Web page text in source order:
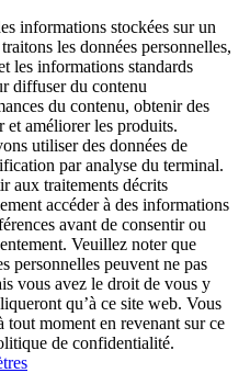
informations stockées sur un
les données personnelles,
les informations standards
diffuser du contenu
du contenu, obtenir des
et améliorer les produits.
utiliser des données de
par analyse du terminal.
aux traitements décrits
accéder à des informations
avant de consentir ou
Veuillez noter que
personnelles peuvent ne pas
vous avez le droit de vous y
qu’à ce site web. Vous
moment en revenant sur ce
de confidentialité.